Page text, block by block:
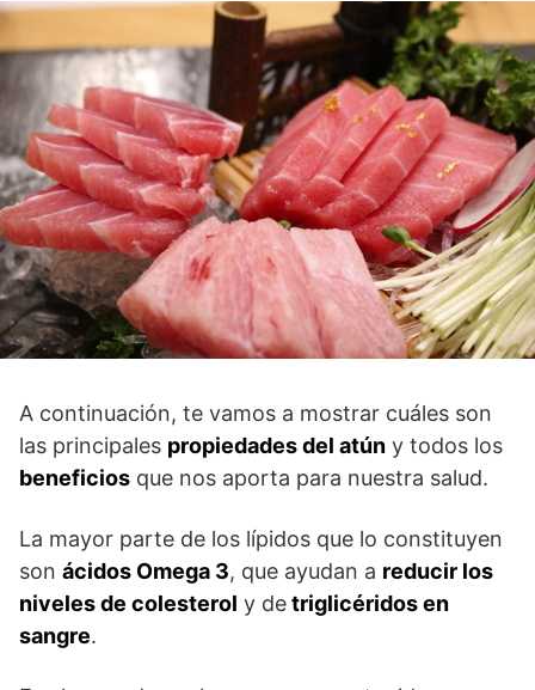
A continuación, te vamos a mostrar cuáles son
las principales propiedades del atún y todos los
beneficios que nos aporta para nuestra salud.
La mayor parte de los lípidos que lo constituyen
son ácidos Omega 3, que ayudan a reducir los
niveles de colesterol y detriglicéridos en
sangre.